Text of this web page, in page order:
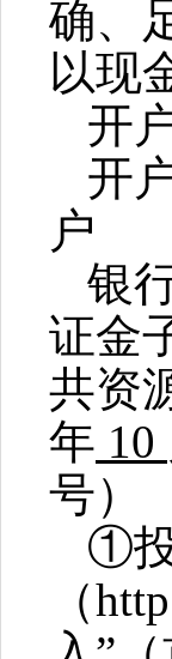
确、
以现
开
开
户
银
证金
共资
年 10
号）
①
（